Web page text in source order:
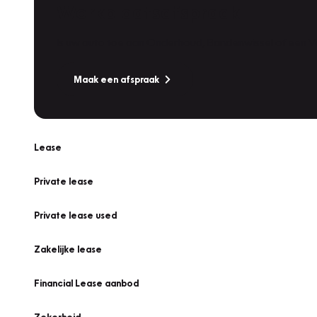
Maak een afspraak
Lease
Private lease
Private lease used
Zakelijke lease
Financial Lease aanbod